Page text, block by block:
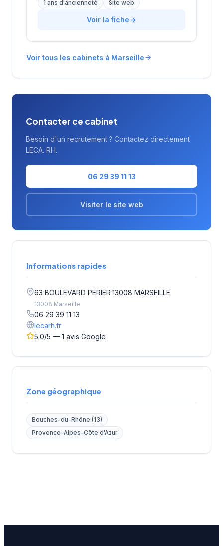
les entreprises locales dans leurs
recrutements tout en proposant des solutions
d'ancienneté sur le marché marseillais, elle
du tissu économique local.
1 ans d'ancienneté Site web
Voir la fiche
Voir tous les cabinets à Marseille
Contacter ce cabinet
Besoin d'un recrutement ? Contactez directement
LECA. RH.
06 29 39 11 13
Visiter le site web
Informations rapides
63 BOULEVARD PERIER 13008 MARSEILLE
13008 Marseille
06 29 39 11 13
lecarh.fr
5.0/5 — 1 avis Google
Zone géographique
Bouches-du-Rhône (13)
Provence-Alpes-Côte d'Azur